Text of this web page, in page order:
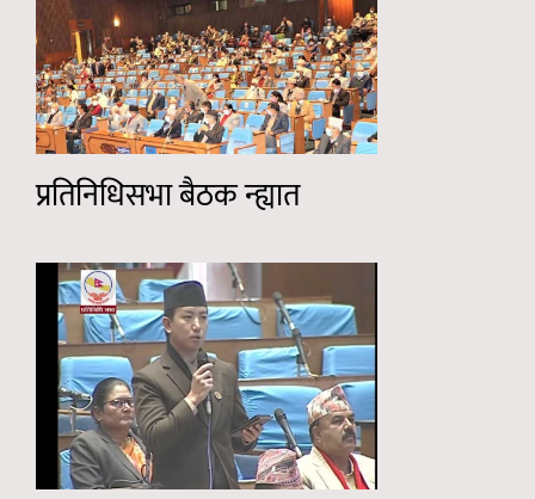
प्रतिनिधिसभा बैठक न्ह्यात